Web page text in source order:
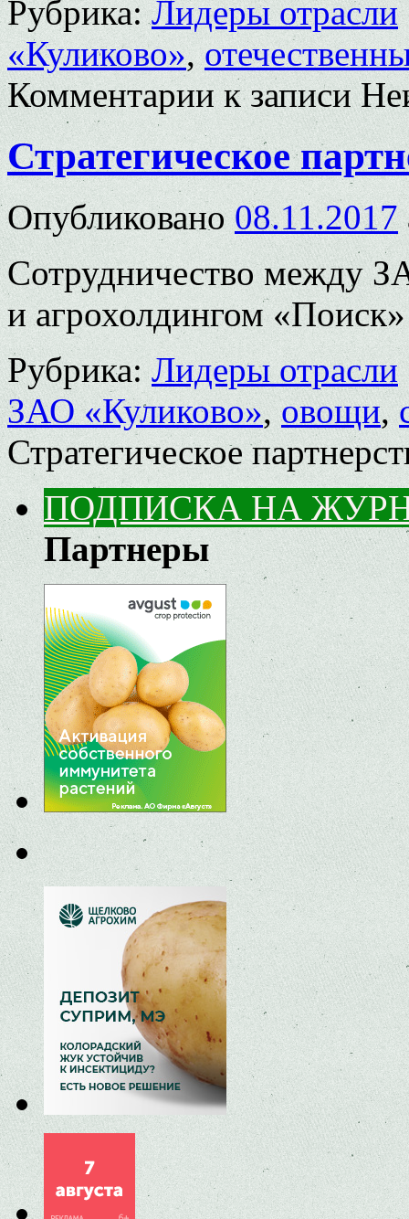
Рубрика: Лидеры отрасли
«Куликово»,
Комментариик записи
Стратегическое
Опубликовано 08.11.2017
Сотрудничество между
и агрохолдингом «Поиск»
Рубрика: Лидеры отрасли
ЗАО «Куликово»,овощи,
Стратегическое
ПОДПИСКА НА
Партнеры